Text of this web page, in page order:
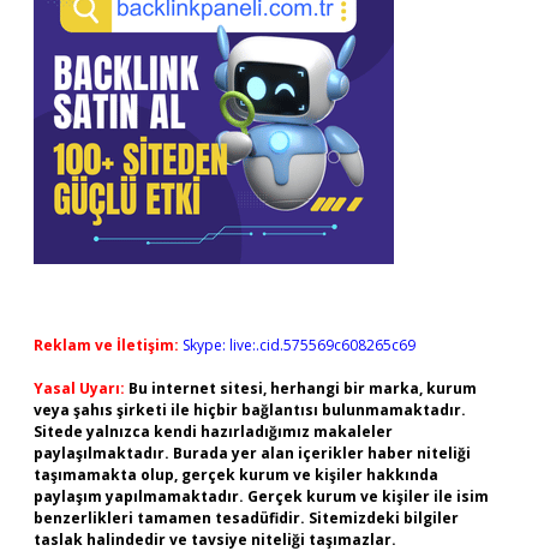
Reklam ve İletişim: Skype: live:.cid.575569c608265c69
Yasal Uyarı: Bu internet sitesi, herhangi bir marka, kurum
veya şahıs şirketi ile hiçbir bağlantısı bulunmamaktadır.
Sitede yalnızca kendi hazırladığımız makaleler
paylaşılmaktadır. Burada yer alan içerikler haber niteliği
taşımamakta olup, gerçek kurum ve kişiler hakkında
paylaşım yapılmamaktadır. Gerçek kurum ve kişiler ile isim
benzerlikleri tamamen tesadüfidir. Sitemizdeki bilgiler
taslak halindedir ve tavsiye niteliği taşımazlar.